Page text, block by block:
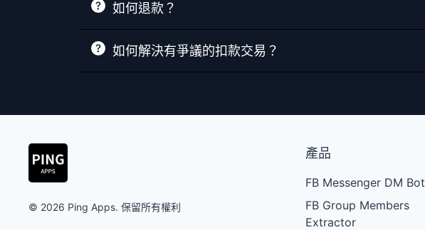
如何退款？
如何解決有爭議的扣款交易？
© 2026 Ping Apps. 保留所有權利
產品
FB Messenger DM Bot
FB Group Members
Extractor